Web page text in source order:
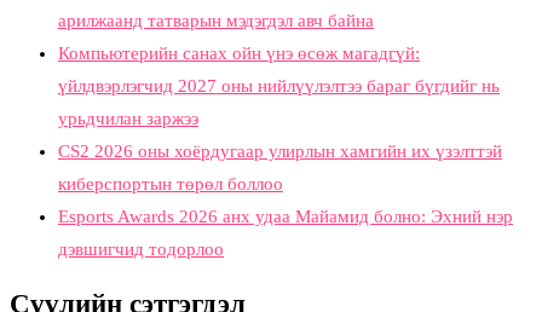
арилжаанд татварын мэдэгдэл авч байна
Компьютерийн санах ойн үнэ өсөж магадгүй:
үйлдвэрлэгчид 2027 оны нийлүүлэлтээ бараг бүгдийг нь
урьдчилан заржээ
CS2 2026 оны хоёрдугаар улирлын хамгийн их үзэлттэй
киберспортын төрөл боллоо
Esports Awards 2026 анх удаа Майамид болно: Эхний нэр
дэвшигчид тодорлоо
Сүүлийн сэтгэгдэл